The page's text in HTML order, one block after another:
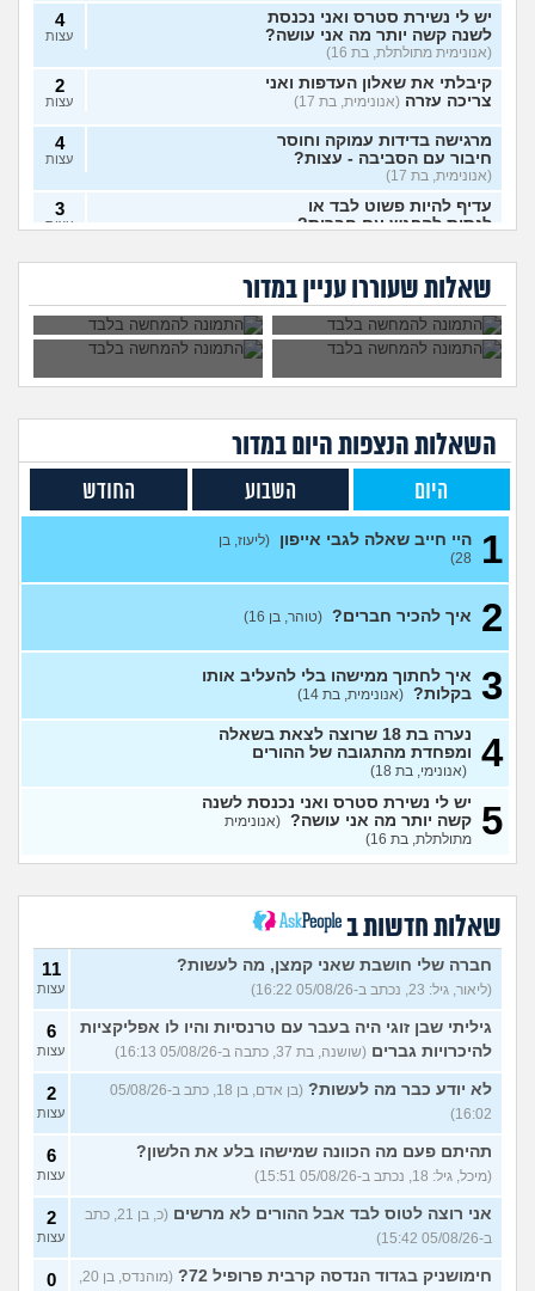
יש לי נשירת סטרס ואני נכנסת
לשנה קשה יותר מה אני עושה?
(אנונימית מתולתלת, בת 16)
4
עצות
קיבלתי את שאלון העדפות ואני
צריכה עזרה (אנונימית, בת 17)
2
עצות
מרגישה בדידות עמוקה וחוסר
חיבור עם הסביבה - עצות?
(אנונימית, בת 17)
4
עצות
עדיף להיות פשוט לבד או
לנסות להפגש עם חברות?
3
עצות
(nono, בת 15)
איך לומר להורים שאני רוצה
להיות חילוני?
(אהרן, בן 17)
9
אני מתבייש ולא יודע מה
(אנונימי, בן 13)
3
אם אני כותב למנהלת או פותח
עליהם אירוע במשטרה כמה זה
יכול להועיל?
עצות
בת 16, והשיער שלי ממש נושר
ואני לא יודעת מה לעשות?
(אליאנה, בת 16)
7
מה לעשות בנוגע לספר שלי?
(בדוי, בן 17)
אין לי על מה לדבר אני מרגישה
לא מעניינת
5
בקרת הורים בגלישה
(Rin, בת
17)
עצות
נשארתי לבד בעולם (ליאן, בת 13)
רוצה להיות מבין האנשים
היפים בעולם (היי, בן 20)
להפטר מרגשות אשם?
(מבולבלת בת 17, בת 17)
עצות
לומר להורים?
(אהרן, בן 16)
7
עצות
מתמטיקה בגרות ומגן
בת 17)
מתלבטת לגבי שנה הבאה 5
עצות
סדרת ילדות שאני לא מצליח
למצוא (יונתן, בן 18)
4
עצות
יש בנינו מתח אבל אני לא
(לחוצה, בת 16)
6
הברזתי לעצמי או שהצלתי את
הכבוד שלי? (כפיר, בן 14)
4
שאלות שעוררו עניין במדור
האם כל בני האדם
צאצאים?
האם לצאת למסע
הם רואים ישר
לחתונה, זה לגיטימי או
לא?
השאלות הנצפות היוםבמדור
היום השבוע החודש
1 היי חייב שאלה לגבי אייפון (ליעוז, בן
28)
2 איך להכיר חברים? (טוהר, בן 16)
3 איך לחתוך ממישהו בלי להעליב אותו
בקלות? (אנונימית, בת 14)
4
נערה בת 18 שרוצה לצאת בשאלה
ומפחדת מהתגובה של ההורים
(אנונימי, בת 18)
5
יש לי נשירת סטרס ואני נכנסת לשנה
קשה יותר מה אני עושה? (אנונימית
מתולתלת, בת 16)
שאלות חדשות ב
חברה שלי חושבת שאני קמצן, מה לעשות?
(ליאור, גיל: 23, נכתב ב-05/08/26 16:22)
11
עצות
גיליתי שבן זוגי היה בעבר עם טרנסיות והיו לו אפליקציות
להיכרויות גברים (שושנה, בת 37, כתבה ב-05/08/26 16:13)
6
עצות
לא יודע כבר מה לעשות?
(בן אדם, בן 18, כתב ב-05/08/26
16:02)
2
עצות
תהיתם פעם מה הכוונה שמישהו בלע את הלשון?
(מיכל, גיל: 18, נכתב ב-05/08/26 15:51)
6
עצות
אני רוצה לטוס לבד אבל ההורים לא מרשים
(כ, בן 21, כתב
ב-05/08/26 15:42)
2
עצות
חימושניק בגדוד הנדסה קרבית פרופיל 72? 0